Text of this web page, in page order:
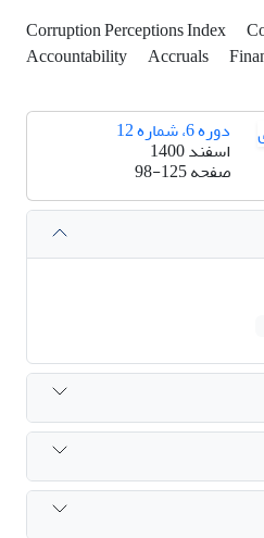
Corruption Perceptions Index
Accountability
Accruals
دوره 6، شماره 12
اسفند 1400
صفحه98-125